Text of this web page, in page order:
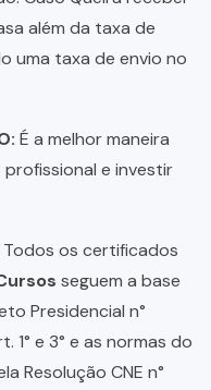
além da taxa de
uma taxa de envio no
É a melhor maneira
e investir
Todos os certificados
seguem a base
Presidencial n°
1° e 3° e as normas do
Resolução CNE n°